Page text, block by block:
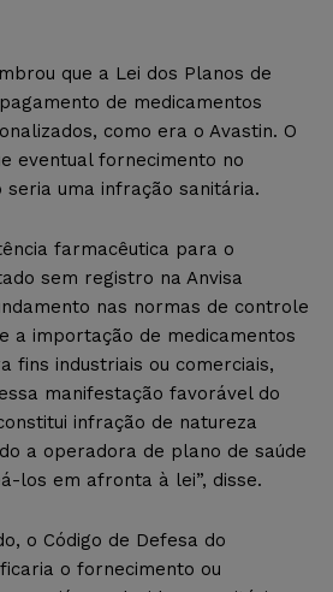
que a Lei dos Planos de
de medicamentos
como era o Avastin. O
eventual fornecimento no
uma infração sanitária.
farmacêutica para o
sem registro na Anvisa
nas normas de controle
a importação de medicamentos
fins industriais ou comerciais,
manifestação favorável do
infração de natureza
a operadora de plano de saúde
los em afronta à lei”, disse.
o Código de Defesa do
o fornecimento ou